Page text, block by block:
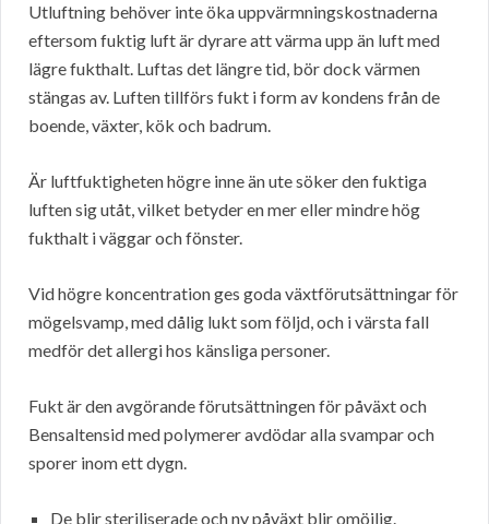
Utluftning behöver inte öka uppvärmningskostnaderna
eftersom fuktig luft är dyrare att värma upp än luft med
lägre fukthalt. Luftas det längre tid, bör dock värmen
stängas av. Luften tillförs fukt i form av kondens från de
boende, växter, kök och badrum.
Är luftfuktigheten högre inne än ute söker den fuktiga
luften sig utåt, vilket betyder en mer eller mindre hög
fukthalt i väggar och fönster.
Vid högre koncentration ges goda växtförutsättningar för
mögelsvamp, med dålig lukt som följd, och i värsta fall
medför det allergi hos känsliga personer.
Fukt är den avgörande förutsättningen för påväxt och
Bensaltensid med polymerer avdödar alla svampar och
sporer inom ett dygn.
De blir steriliserade och ny påväxt blir omöjlig.